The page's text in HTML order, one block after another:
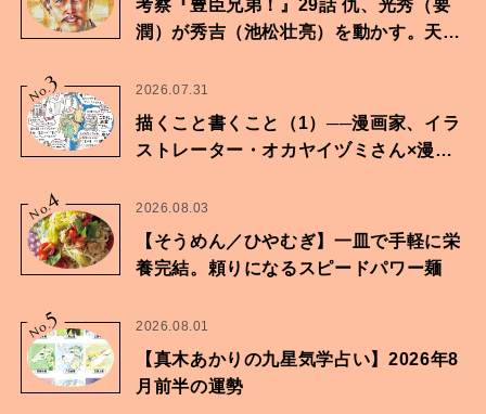
考察『豊臣兄弟！』29話 仇、光秀（要
潤）が秀吉（池松壮亮）を動かす。天下
No.
3 2026.07.31
描くこと書くこと（1）──漫画家、イラ
ストレーター・オカヤイヅミさん×漫画
No.
4 2026.08.03
【そうめん／ひやむぎ】一皿で手軽に栄
養完結。頼りになるスピードパワー麺
No.
5 2026.08.01
【真木あかりの九星気学占い】2026年8
月前半の運勢